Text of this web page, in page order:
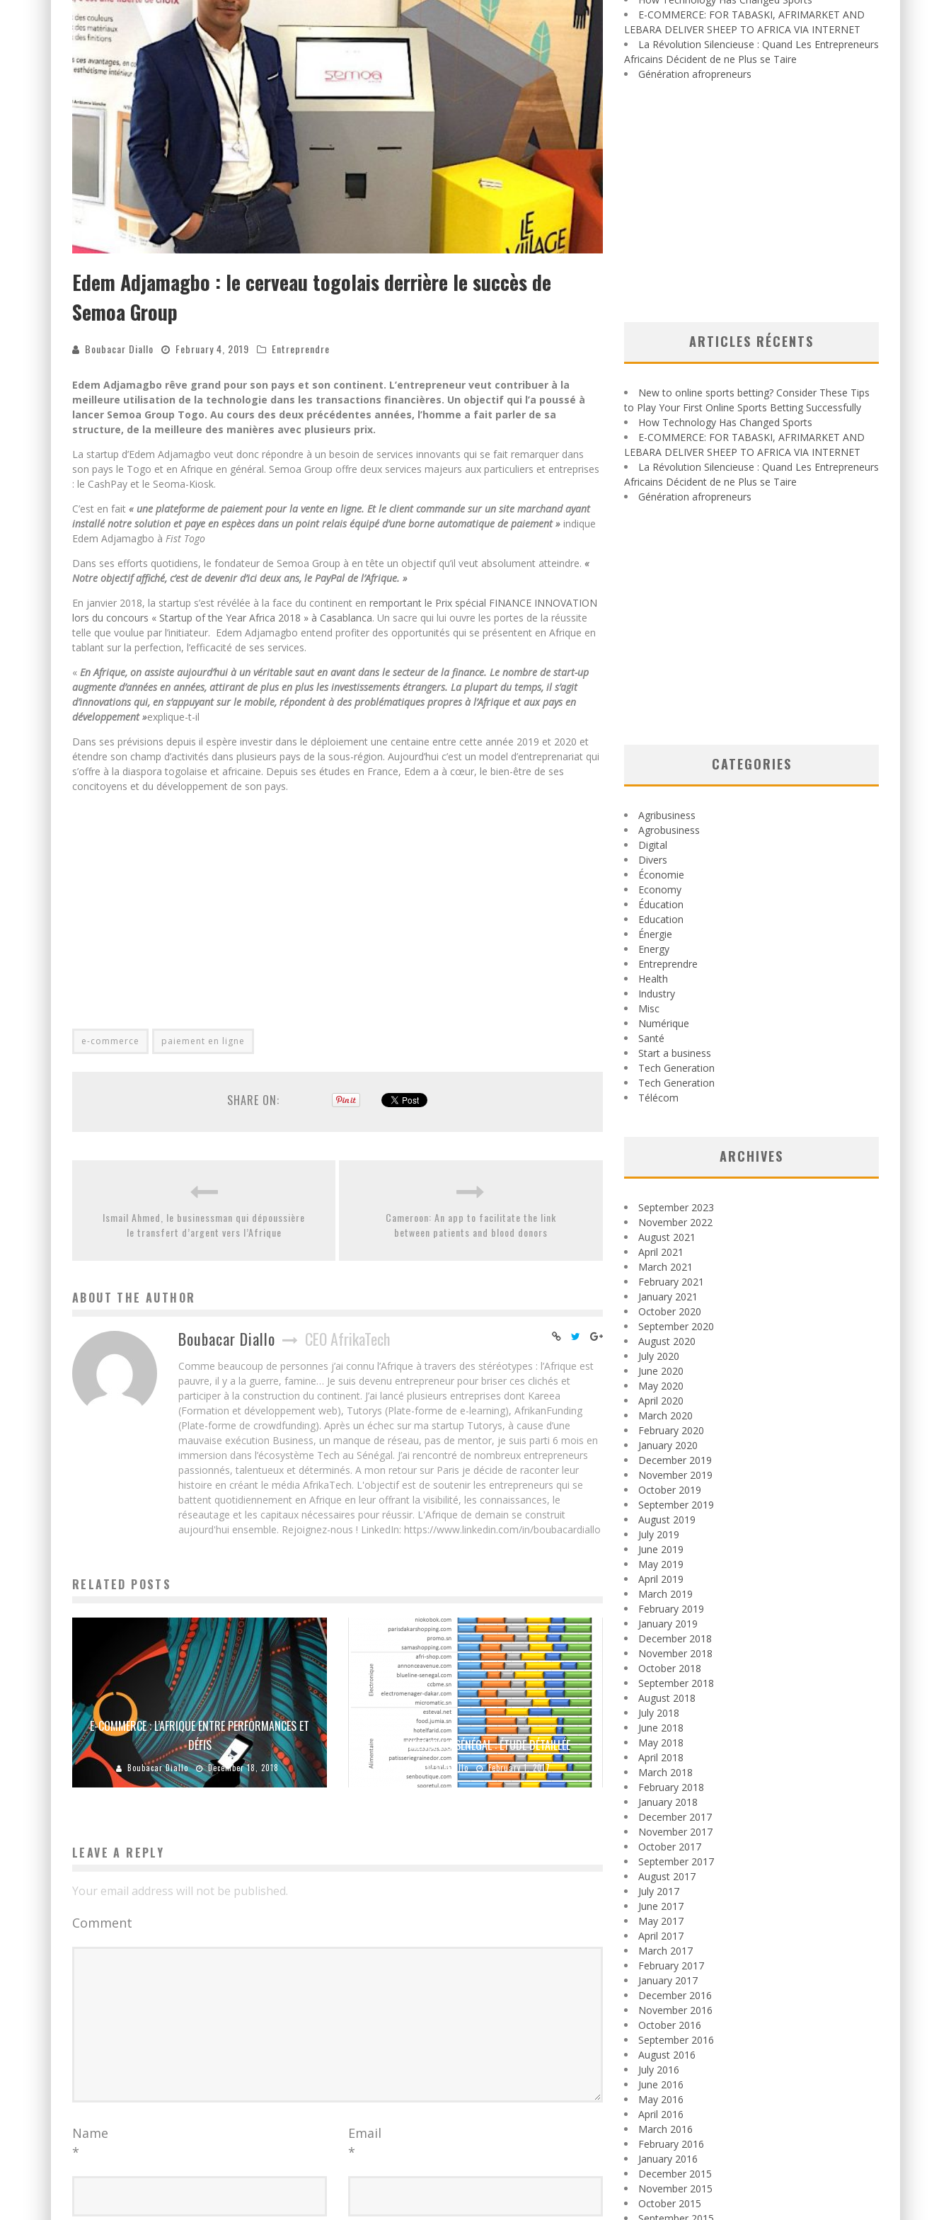
Edem Adjamagbo : le cerveau togolais derrière le succès de
Semoa Group
Boubacar Diallo February 4, 2019 Entreprendre
Edem Adjamagbo rêve grand pour son pays et son continent. L’entrepreneur veut contribuer à la
meilleure utilisation de la technologie dans les transactions financières. Un objectif qui l’a poussé à
lancer Semoa Group Togo. Au cours des deux précédentes années, l’homme a fait parler de sa
structure, de la meilleure des manières avec plusieurs prix.
La startup d’Edem Adjamagbo veut donc répondre à un besoin de services innovants qui se fait remarquer dans
son pays le Togo et en Afrique en général. Semoa Group offre deux services majeurs aux particuliers et entreprises
: le CashPay et le Seoma-Kiosk.
C’est en fait « une plateforme de paiement pour la vente en ligne. Et le client commande sur un site marchand ayant
installé notre solution et paye en espèces dans un point relais équipé d’une borne automatique de paiement » indique
Edem Adjamagbo à Fist Togo
Dans ses efforts quotidiens, le fondateur de Semoa Group à en tête un objectif qu’il veut absolument atteindre. «
Notre objectif affiché, c’est de devenir d’ici deux ans, le PayPal de l’Afrique. »
En janvier 2018, la startup s’est révélée à la face du continent en remportant le Prix spécial FINANCE INNOVATION
lors du concours « Startup of the Year Africa 2018 » à Casablanca. Un sacre qui lui ouvre les portes de la réussite
telle que voulue par l’initiateur. Edem Adjamagbo entend profiter des opportunités qui se présentent en Afrique en
tablant sur la perfection, l’efficacité de ses services.
« En Afrique, on assiste aujourd’hui à un véritable saut en avant dans le secteur de la finance. Le nombre de start-up
augmente d’années en années, attirant de plus en plus les investissements étrangers. La plupart du temps, il s’agit
d’innovations qui, en s’appuyant sur le mobile, répondent à des problématiques propres à l’Afrique et aux pays en
développement »explique-t-il
Dans ses prévisions depuis il espère investir dans le déploiement une centaine entre cette année 2019 et 2020 et
étendre son champ d’activités dans plusieurs pays de la sous-région. Aujourd’hui c’est un model d’entreprenariat qui
s’offre à la diaspora togolaise et africaine. Depuis ses études en France, Edem a à cœur, le bien-être de ses
concitoyens et du développement de son pays.
e-commerce paiement en ligne
SHARE ON:
Ismail Ahmed, le businessman qui dépoussière
le transfert d’argent vers l’Afrique
Cameroon: An app to facilitate the link
between patients and blood donors
ABOUT THE AUTHOR
Boubacar Diallo CEO AfrikaTech
Comme beaucoup de personnes j’ai connu l’Afrique à travers des stéréotypes : l’Afrique est
pauvre, il y a la guerre, famine… Je suis devenu entrepreneur pour briser ces clichés et
participer à la construction du continent. J’ai lancé plusieurs entreprises dont Kareea
(Formation et développement web), Tutorys (Plate-forme de e-learning), AfrikanFunding
(Plate-forme de crowdfunding). Après un échec sur ma startup Tutorys, à cause d’une
mauvaise exécution Business, un manque de réseau, pas de mentor, je suis parti 6 mois en
immersion dans l’écosystème Tech au Sénégal. J’ai rencontré de nombreux entrepreneurs
passionnés, talentueux et déterminés. A mon retour sur Paris je décide de raconter leur
histoire en créant le média AfrikaTech. L'objectif est de soutenir les entrepreneurs qui se
battent quotidiennement en Afrique en leur offrant la visibilité, les connaissances, le
réseautage et les capitaux nécessaires pour réussir. L'Afrique de demain se construit
aujourd'hui ensemble. Rejoignez-nous ! LinkedIn: https://www.linkedin.com/in/boubacardiallo
RELATED POSTS
E-COMMERCE : L’AFRIQUE ENTRE PERFORMANCES ET
DÉFIS
Boubacar Diallo December 18, 2018
E-COMMERCE AU SÉNÉGAL : ÉTUDE DÉTAILLÉE
Boubacar Diallo February 1, 2017
LEAVE A REPLY
Your email address will not be published.
Comment
Name
*
Email
*
E-COMMERCE: FOR TABASKI, AFRIMARKET AND
LEBARA DELIVER SHEEP TO AFRICA VIA INTERNET
La Révolution Silencieuse : Quand Les Entrepreneurs
Africains Décident de ne Plus se Taire
Génération afropreneurs
ARTICLES RÉCENTS
New to online sports betting? Consider These Tips
to Play Your First Online Sports Betting Successfully
How Technology Has Changed Sports
E-COMMERCE: FOR TABASKI, AFRIMARKET AND
LEBARA DELIVER SHEEP TO AFRICA VIA INTERNET
La Révolution Silencieuse : Quand Les Entrepreneurs
Africains Décident de ne Plus se Taire
Génération afropreneurs
CATEGORIES
Agribusiness
Agrobusiness
Digital
Divers
Économie
Economy
Éducation
Education
Énergie
Energy
Entreprendre
Health
Industry
Misc
Numérique
Santé
Start a business
Tech Generation
Tech Generation
Télécom
ARCHIVES
September 2023
November 2022
August 2021
April 2021
March 2021
February 2021
January 2021
October 2020
September 2020
August 2020
July 2020
June 2020
May 2020
April 2020
March 2020
February 2020
January 2020
December 2019
November 2019
October 2019
September 2019
August 2019
July 2019
June 2019
May 2019
April 2019
March 2019
February 2019
January 2019
December 2018
November 2018
October 2018
September 2018
August 2018
July 2018
June 2018
May 2018
April 2018
March 2018
February 2018
January 2018
December 2017
November 2017
October 2017
September 2017
August 2017
July 2017
June 2017
May 2017
April 2017
March 2017
February 2017
January 2017
December 2016
November 2016
October 2016
September 2016
August 2016
July 2016
June 2016
May 2016
April 2016
March 2016
February 2016
January 2016
December 2015
November 2015
October 2015